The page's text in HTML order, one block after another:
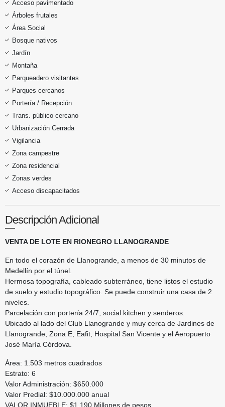
Acceso pavimentado
Árboles frutales
Área Social
Bosque nativos
Jardín
Montaña
Parqueadero visitantes
Parques cercanos
Portería / Recepción
Trans. público cercano
Urbanización Cerrada
Vigilancia
Zona campestre
Zona residencial
Zonas verdes
Acceso discapacitados
Descripción Adicional
VENTA DE LOTE EN RIONEGRO LLANOGRANDE
En todo el corazón de Llanogrande, a menos de 30 minutos de
Medellín por el túnel.
Hermosa topografía, cableado subterráneo, tiene listos el estudio
de suelo y estudio topográfico. Se puede construir una casa de 2
niveles.
Parcelación con portería 24/7, social kitchen y senderos.
Ubicado al lado del Club Llanogrande y muy cerca de Jardines de
Llanogrande, Zona E, Eafit, Hospital San Vicente y el Aeropuerto
José María Córdova.
Área: 1.503 metros cuadrados
Estrato: 6
Valor Administración: $650.000
Valor Predial: $10.000.000 anual
VALOR INMUEBLE: $1.190 Millones de pesos